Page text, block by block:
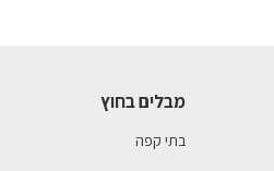
מבלים בחוץ
בתי קפה